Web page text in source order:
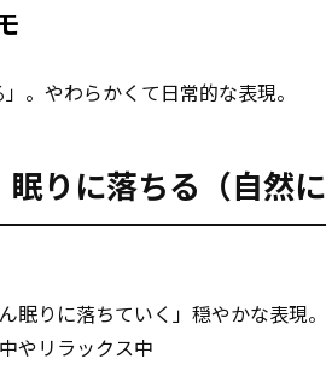
」。やわらかくて日常的な表現。
りに落ちる（自然に
眠りに落ちていく」穏やかな表現。
やリラックス中